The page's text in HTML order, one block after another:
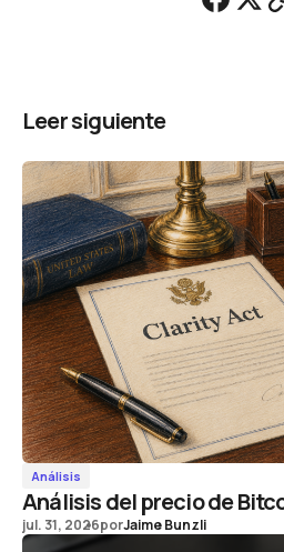
Leer siguiente
Análisis
Análisis del precio de
jul. 31, 2026porJaime Bunzli